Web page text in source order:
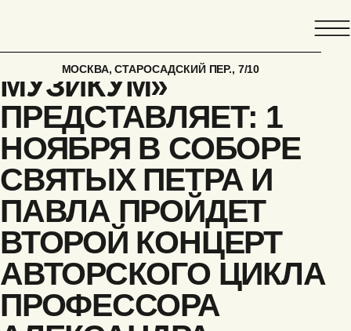
МОСКВА, СТАРОСАДСКИЙ ПЕР., 7/10
ФОНД «КОЛЛЕГИУМ
МУЗИКУМ»
ПРЕДСТАВЛЯЕТ: 1
НОЯБРЯ В СОБОРЕ
СВЯТЫХ ПЕТРА И
ПАВЛА ПРОЙДЕТ
ВТОРОЙ КОНЦЕРТ
АВТОРСКОГО ЦИКЛА
ПРОФЕССОРА